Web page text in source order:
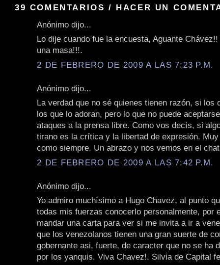
39 COMENTARIOS / HACER UN
Anónimo dijo...
Lo dije cuando fue la encuesta, Aguante
una masa!!!.
2 DE FEBRERO DE 2009 A LAS 7:23 P.M.
Anónimo dijo...
La verdad que no sé quienes tienen razón, si los
los que lo adoran, pero lo que no puede
ataques a la prensa libre. Como vos decís, si
tirano es la crítica y la libertad de expresión.
como siempre. Un abrazo y nos vemos en el
2 DE FEBRERO DE 2009 A LAS 7:42 P.M.
Anónimo dijo...
Yo admiro muchísimo a Hugo Chavez, al punto
todas mis fuerzas conocerlo personalmente, por
mandar una carta para ver si me invita a ir a
que los venezolanos tienen una gran suerte de
gobernante asi, fuerte, de caracter que no se ha
por los yanquis. Viva Chavez!. Silvia de Capital